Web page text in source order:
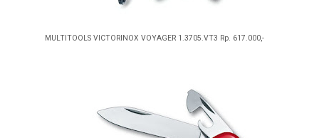
MULTITOOLS VICTORINOX VOYAGER 1.3705.VT3 Rp. 617.000,-